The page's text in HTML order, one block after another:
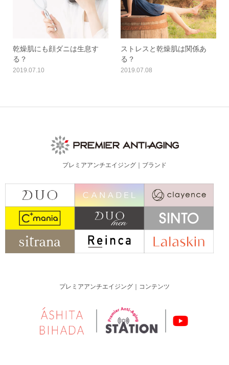
乾燥肌にも顔ダニは生息す
る？
2019.07.10
ストレスと乾燥肌は関係あ
る？
2019.07.08
プレミアアンチエイジング｜ブランド
プレミアアンチエイジング｜コンテンツ